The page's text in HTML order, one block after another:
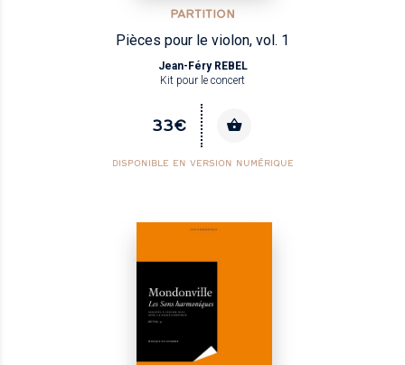
PARTITION
Pièces pour le violon, vol. 1
Jean-Féry REBEL
Kit pour le concert
33€
DISPONIBLE EN VERSION NUMÉRIQUE